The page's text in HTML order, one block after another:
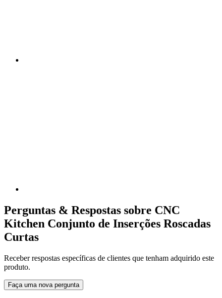
Perguntas & Respostas sobre CNC
Kitchen Conjunto de Inserções Roscadas
Curtas
Receber respostas específicas de clientes que tenham adquirido este
produto.
Faça uma nova pergunta